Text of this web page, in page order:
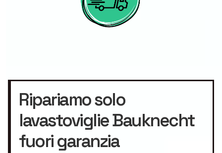
Ripariamo solo
lavastoviglie Bauknecht
fuori garanzia